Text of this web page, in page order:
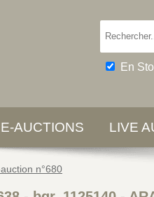
En
E-AUCTIONS LIVE
n°680